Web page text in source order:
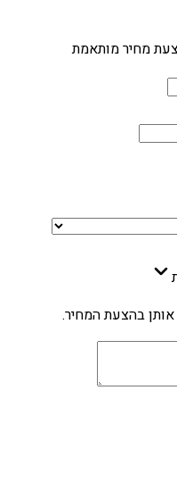
מחיר מותאמת
בהצעת המחיר.